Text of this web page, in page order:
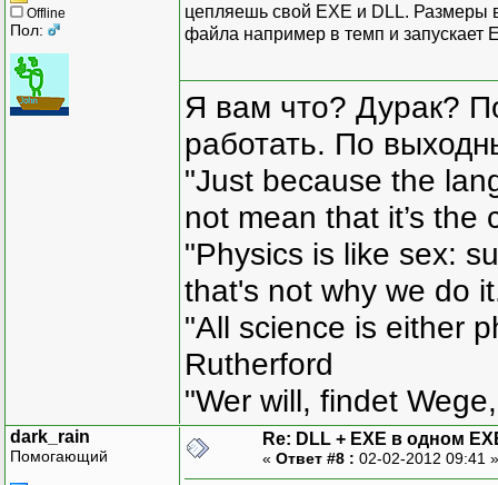
Offline
Пол:
цепляешь свой ЕХЕ и DLL. Размеры
файла например в темп и запускает
Я вам что? Дурак?
работать. По
"Just because the
not mean that it’s the
"Physics is like sex:
that's not why we do
"All science is either
Rutherford
"Wer will, findet
dark_rain
Помогающий
Re: DLL + EXE в одном
« Ответ #8 : 02-02-2012 09:41